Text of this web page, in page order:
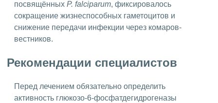
посвящённых P. falciparum, фиксировалось
сокращение жизнеспособных гаметоцитов и
снижение передачи инфекции через комаров-
вестников.
Рекомендации специалистов
Перед лечением обязательно определить
активность глюкозо-6-фосфатдегидрогеназы